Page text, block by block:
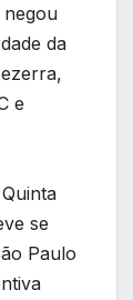
da
e
se
Paulo